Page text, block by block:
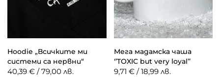
Hoodie „Всичките ми
системи са нервни“
40,39 € / 79,00 лв.
Мега мадамска чаша
‘’TOXIC but very loyal’’
9,71 € / 18,99 лв.